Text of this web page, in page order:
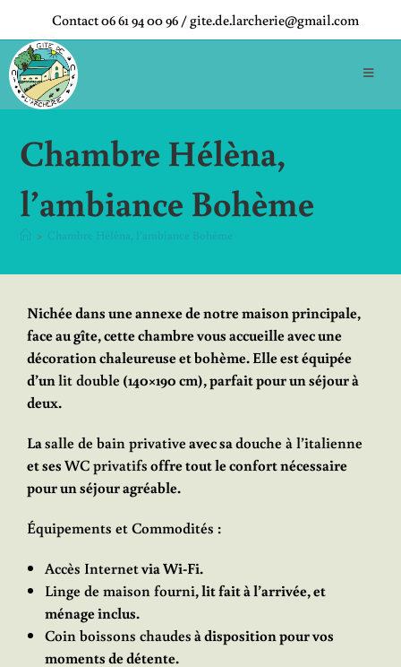
Contact 06 61 94 00 96 / gite.de.larcherie@gmail.com
Chambre Hélèna,
l’ambiance Bohème
> Chambre Hélèna, l’ambiance Bohème
Nichée dans une annexe de notre maison principale,
face au gîte, cette chambre vous accueille avec une
décoration chaleureuse et bohème. Elle est équipée
d’unlit double(140×190 cm), parfait pour un séjour à
deux.
Lasalle de bain privativeavec sadouche à l’italienne
et sesWC privatifsoffre tout le confort nécessaire
pour un séjour agréable.
Équipements et Commodités :
Accès Internetvia Wi-Fi.
Linge de maison fourni, lit fait à l’arrivée, et
ménage inclus.
Coin boissons chaudesà disposition pour vos
moments de détente.